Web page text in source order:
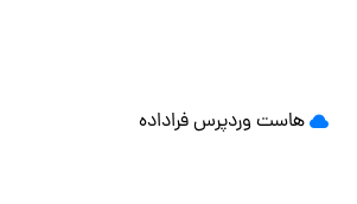
هاست وردپرسفراداده